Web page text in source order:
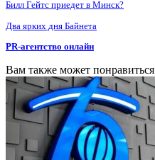
Билл Гейтс приедет в Минск?
Два ярких дня Байнета
PR-агентство онлайн
Вам также может понравиться